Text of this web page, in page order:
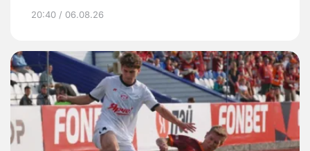
20:40 / 06.08.26